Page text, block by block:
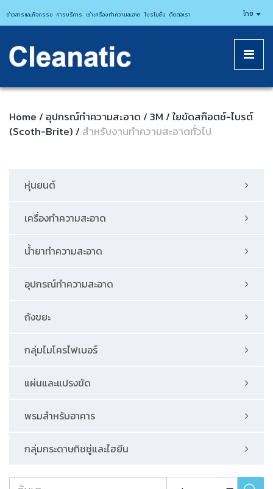
CLEANATICJ
ข่าวสารและกิจกรรม การบริการ เช่าเครื่องทำความสะอาด โปรโมชั่น ติดต่อเรา ไทย
Home / อุปกรณ์ทําความสะอาด / 3M / ใยขัดสก๊อตช์-ไบรต์
(Scoth-Brite) / สำหรับงานทำความสะอาดทั่วไป
หุ่นยนต์
เครื่องทำความสะอาด
น้ำยาทำความสะอาด
อุปกรณ์ทําความสะอาด
ถังขยะ
กลุ่มไมโครไฟเบอร์
แผ่นและแปรงขัด
พรมสําหรับอาคาร
กลุ่มกระดาษทิชชู่และไฮยีน